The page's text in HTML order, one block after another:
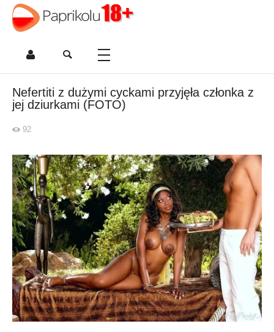
Nefertiti z dużymi cyckami przyjęła członka z
jej dziurkami (FOTO)
92